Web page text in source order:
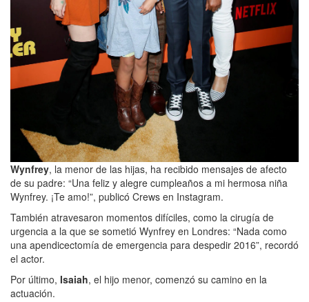
Wynfrey, la menor de las hijas, ha recibido mensajes de afecto
de su padre: “Una feliz y alegre cumpleaños a mi hermosa niña
Wynfrey. ¡Te amo!”, publicó Crews en Instagram.
También atravesaron momentos difíciles, como la cirugía de
urgencia a la que se sometió Wynfrey en Londres: “Nada como
una apendicectomía de emergencia para despedir 2016”, recordó
el actor.
Por último, Isaiah, el hijo menor, comenzó su camino en la
actuación.